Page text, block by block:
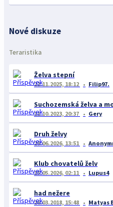
Nové diskuze
Teraristika
Želva stepní
22.11.2025, 18:12 Filip97.
Suchozemská želva a
11.10.2023, 20:37 Gery
Druh želvy
29.06.2026, 13:51
Klub chovatelů želv
15.05.2026, 02:11 Lupus4
had nežere
26.03.2018, 15:48 Matyas